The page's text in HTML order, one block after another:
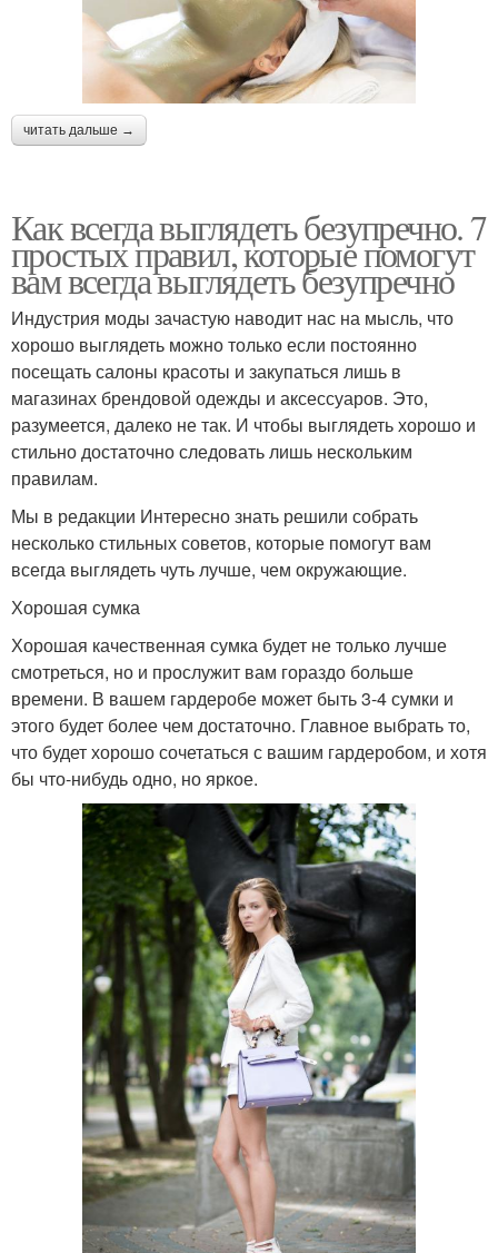
читать дальше →
Как всегда выглядеть безупречно. 7
простых правил, которые помогут
вам всегда выглядеть безупречно
Индустрия моды зачастую наводит нас на мысль, что
хорошо выглядеть можно только если постоянно
посещать салоны красоты и закупаться лишь в
магазинах брендовой одежды и аксессуаров. Это,
разумеется, далеко не так. И чтобы выглядеть хорошо и
стильно достаточно следовать лишь нескольким
правилам.
Мы в редакции Интересно знать решили собрать
несколько стильных советов, которые помогут вам
всегда выглядеть чуть лучше, чем окружающие.
Хорошая сумка
Хорошая качественная сумка будет не только лучше
смотреться, но и прослужит вам гораздо больше
времени. В вашем гардеробе может быть 3-4 сумки и
этого будет более чем достаточно. Главное выбрать то,
что будет хорошо сочетаться с вашим гардеробом, и хотя
бы что-нибудь одно, но яркое.